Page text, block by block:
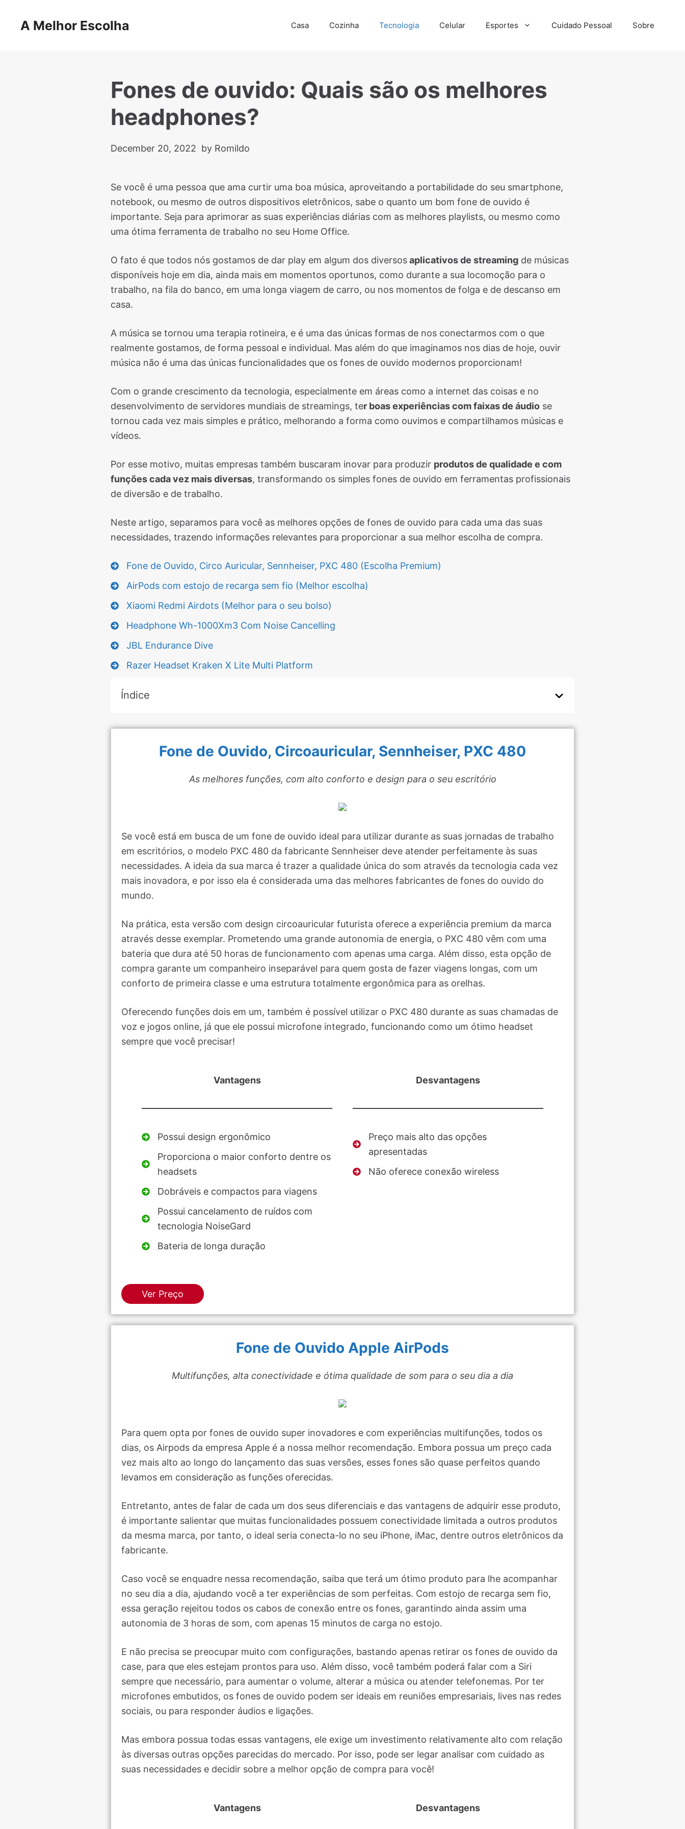
A Melhor Escolha Casa Cozinha Tecnologia Celular Esportes Cuidado Pessoal Sobre
Fones de ouvido: Quais são os melhores
headphones?
December 20, 2022 by Romildo
Se você é uma pessoa que ama curtir uma boa música, aproveitando a portabilidade do seu smartphone,
notebook, ou mesmo de outros dispositivos eletrônicos, sabe o quanto um bom fone de ouvido é
importante. Seja para aprimorar as suas experiências diárias com as melhores playlists, ou mesmo como
uma ótima ferramenta de trabalho no seu Home Office.
O fato é que todos nós gostamos de dar play em algum dos diversosaplicativos de streaming de músicas
disponíveis hoje em dia, ainda mais em momentos oportunos, como durante a sua locomoção para o
trabalho, na fila do banco, em uma longa viagem de carro, ou nos momentos de folga e de descanso em
casa.
A música se tornou uma terapia rotineira, e é uma das únicas formas de nos conectarmos com o que
realmente gostamos, de forma pessoal e individual. Mas além do que imaginamos nos dias de hoje, ouvir
música não é uma das únicas funcionalidades que os fones de ouvido modernos proporcionam!
Com o grande crescimento da tecnologia, especialmente em áreas como a internet das coisas e no
desenvolvimento de servidores mundiais de streamings, ter boas experiências com faixas de áudio se
tornou cada vez mais simples e prático, melhorando a forma como ouvimos e compartilhamos músicas e
vídeos.
Por esse motivo, muitas empresas também buscaram inovar para produzir produtos de qualidade e com
funções cada vez mais diversas, transformando os simples fones de ouvido em ferramentas profissionais
de diversão e de trabalho.
Neste artigo, separamos para você as melhores opções de fones de ouvido para cada uma das suas
necessidades, trazendo informações relevantes para proporcionar a sua melhor escolha de compra.
Fone de Ouvido, Circo Auricular, Sennheiser, PXC 480 (Escolha Premium)
AirPods com estojo de recarga sem fio (Melhor escolha)
Xiaomi Redmi Airdots (Melhor para o seu bolso)
Headphone Wh-1000Xm3 Com Noise Cancelling
JBL Endurance Dive
Razer Headset Kraken X Lite Multi Platform
Índice
Fone de Ouvido, Circoauricular, Sennheiser, PXC 480
As melhores funções, com alto conforto e design para o seu escritório
Se você está em busca de um fone de ouvido ideal para utilizar durante as suas jornadas de trabalho
em escritórios, o modelo PXC 480 da fabricante Sennheiser deve atender perfeitamente às suas
necessidades. A ideia da sua marca é trazer a qualidade única do som através da tecnologia cada vez
mais inovadora, e por isso ela é considerada uma das melhores fabricantes de fones do ouvido do
mundo.
Na prática, esta versão com design circoauricular futurista oferece a experiência premium da marca
através desse exemplar. Prometendo uma grande autonomia de energia, o PXC 480 vêm com uma
bateria que dura até 50 horas de funcionamento com apenas uma carga. Além disso, esta opção de
compra garante um companheiro inseparável para quem gosta de fazer viagens longas, com um
conforto de primeira classe e uma estrutura totalmente ergonômica para as orelhas.
Oferecendo funções dois em um, também é possível utilizar o PXC 480 durante as suas chamadas de
voz e jogos online, já que ele possui microfone integrado, funcionando como um ótimo headset
sempre que você precisar!
Vantagens
Possui design ergonômico
Proporciona o maior conforto dentre os
headsets
Dobráveis e compactos para viagens
Possui cancelamento de ruídos com
tecnologia NoiseGard
Bateria de longa duração
Desvantagens
Preço mais alto das opções
apresentadas
Não oferece conexão wireless
Ver Preço
Fone de Ouvido Apple AirPods
Multifunções, alta conectividade e ótima qualidade de som para o seu dia a dia
Para quem opta por fones de ouvido super inovadores e com experiências multifunções, todos os
dias, os Airpods da empresa Apple é a nossa melhor recomendação. Embora possua um preço cada
vez mais alto ao longo do lançamento das suas versões, esses fones são quase perfeitos quando
levamos em consideração as funções oferecidas.
Entretanto, antes de falar de cada um dos seus diferenciais e das vantagens de adquirir esse produto,
é importante salientar que muitas funcionalidades possuem conectividade limitada a outros produtos
da mesma marca, por tanto, o ideal seria conecta-lo no seu iPhone, iMac, dentre outros eletrônicos da
fabricante.
Caso você se enquadre nessa recomendação, saiba que terá um ótimo produto para lhe acompanhar
no seu dia a dia, ajudando você a ter experiências de som perfeitas. Com estojo de recarga sem fio,
essa geração rejeitou todos os cabos de conexão entre os fones, garantindo ainda assim uma
autonomia de 3 horas de som, com apenas 15 minutos de carga no estojo.
E não precisa se preocupar muito com configurações, bastando apenas retirar os fones de ouvido da
case, para que eles estejam prontos para uso. Além disso, você também poderá falar com a Siri
sempre que necessário, para aumentar o volume, alterar a música ou atender telefonemas. Por ter
microfones embutidos, os fones de ouvido podem ser ideais em reuniões empresariais, lives nas redes
sociais, ou para responder áudios e ligações.
Mas embora possua todas essas vantagens, ele exige um investimento relativamente alto com relação
às diversas outras opções parecidas do mercado. Por isso, pode ser legar analisar com cuidado as
suas necessidades e decidir sobre a melhor opção de compra para você!
Vantagens Desvantagens